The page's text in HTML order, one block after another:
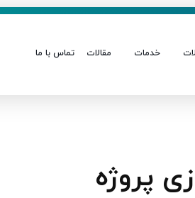
خدمات مقالات تماس با ما
پروژه